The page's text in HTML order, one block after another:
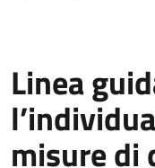
Linea
misure di